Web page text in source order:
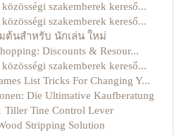
szakemberek kereső...
szakemberek kereső...
ต้นสำหรับ นักเล่น ใหม่
Discounts & Resour...
szakemberek kereső...
List Tricks For Changing Y...
Die Ultimative Kaufberatung
Tiller Tine Control Lever
Stripping Solution